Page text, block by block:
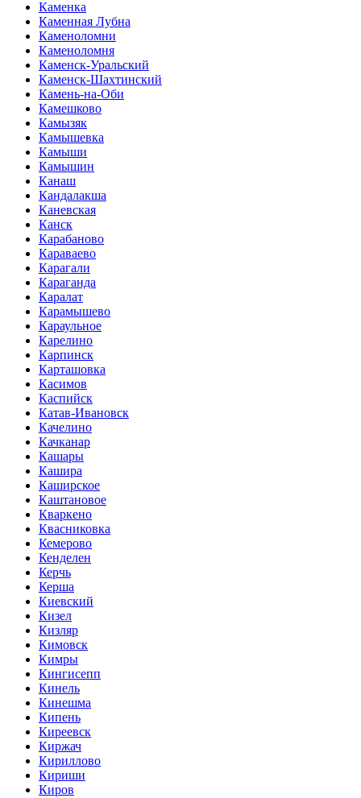
Каменка
Каменная Лубна
Каменоломни
Каменоломня
Каменск-Уральский
Каменск-Шахтинский
Камень-на-Оби
Камешково
Камызяк
Камышевка
Камыши
Камышин
Канаш
Кандалакша
Каневская
Канск
Карабаново
Караваево
Карагали
Караганда
Каралат
Карамышево
Караульное
Карелино
Карпинск
Карташовка
Касимов
Каспийск
Катав-Ивановск
Качелино
Качканар
Кашары
Кашира
Каширское
Каштановое
Кваркено
Квасниковка
Кемерово
Кенделен
Керчь
Керша
Киевский
Кизел
Кизляр
Кимовск
Кимры
Кингисепп
Кинель
Кинешма
Кипень
Киреевск
Киржач
Кириллово
Кириши
Киров